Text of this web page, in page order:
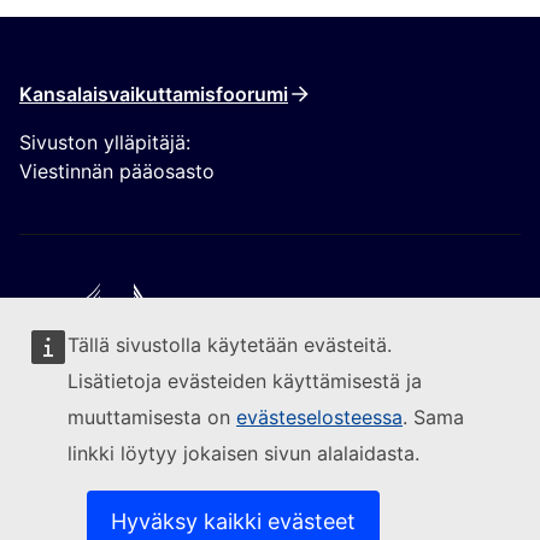
Tällä sivustolla käytetään evästeitä.
Lisätietoja evästeiden käyttämisestä ja
muuttamisesta on evästeselosteessa. Sama
linkki löytyy jokaisen sivun alalaidasta.
Hyväksy kaikki evästeet
Kansalaisvaikuttamisfoorumi
Sivuston ylläpitäjä:
Viestinnän pääosasto
Seuraa Euroopan komissiota
Yhteydenotot(Ulkoinen linkki)
Ilmoita IT-haavoittuvuudesta(Ulkoinen linkki)
Sivustojen kielivalikoima(Ulkoinen linkki)
(Ulkoinen linkki)